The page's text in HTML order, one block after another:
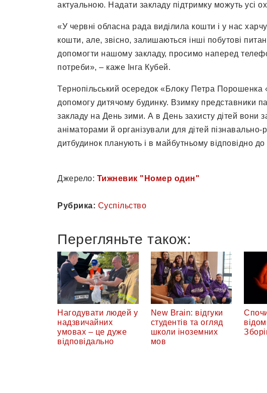
актуальною. Надати закладу підтримку можуть усі
«У червні обласна рада виділила кошти і у нас
кошти, але, звісно, залишаються інші побутові
допомогти нашому закладу, просимо наперед
потреби», – каже Інга Кубей.
Тернопільський осередок «Блоку Петра
допомогу дитячому будинку. Взимку представники
закладу на День зими. А в День захисту дітей вони
аніматорами й організували для дітей
дитбудинок планують і в майбутньому відповідно до
Джерело: Тижневик "Номер один"
Рубрика: Суспільство
Перегляньте також:
Нагодувати людей у
надзвичайних
умовах – це дуже
відповідально
New Brain: відгуки
студентів та огляд
школи іноземних
мов